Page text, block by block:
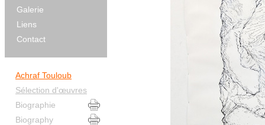
Galerie
Liens
Contact
Achraf Touloub
Sélection d'œuvres
Biographie
Biography